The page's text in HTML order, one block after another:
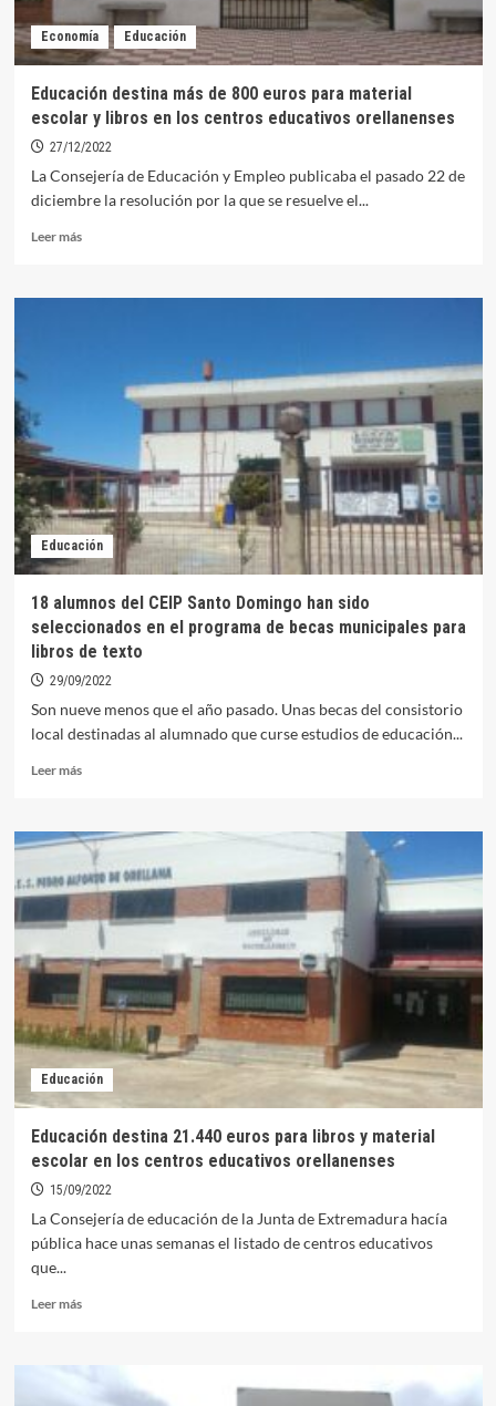
patinetes
Economía Educación
Educación destina más de 800 euros para material
escolar y libros en los centros educativos orellanenses
27/12/2022
La Consejería de Educación y Empleo publicaba el pasado 22 de
diciembre la resolución por la que se resuelve el...
Leer másLeer
Educación
escolar
y
libros
en
los
centros
orellanenses
Educación
18 alumnos del CEIP Santo Domingo han sido
seleccionados en el programa de becas municipales para
libros de texto
29/09/2022
Son nueve menos que el año pasado. Unas becas del consistorio
local destinadas al alumnado que curse estudios de educación...
Leer másLeer
18
alumnos
del
CEIP
Santo
Domingo
han
sido
seleccionados
en
el
programa
de
becas
para
libros
de
Educación
Educación destina 21.440 euros para libros y material
escolar en los centros educativos orellanenses
15/09/2022
La Consejería de educación de la Junta de Extremadura hacía
pública hace unas semanas el listado de centros educativos
que...
Leer másLeer
Educación